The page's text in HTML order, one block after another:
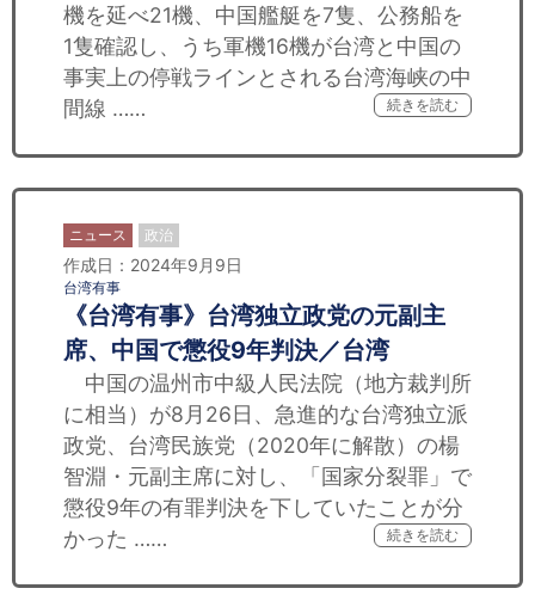
機を延べ21機、中国艦艇を7隻、公務船を
1隻確認し、うち軍機16機が台湾と中国の
事実上の停戦ラインとされる台湾海峡の中
間線 ……
続きを読む
ニュース 政治
作成日：2024年9月9日
台湾有事
《台湾有事》台湾独立政党の元副主
席、中国で懲役9年判決／台湾
中国の温州市中級人民法院（地方裁判所
に相当）が8月26日、急進的な台湾独立派
政党、台湾民族党（2020年に解散）の楊
智淵・元副主席に対し、「国家分裂罪」で
懲役9年の有罪判決を下していたことが分
かった ……
続きを読む